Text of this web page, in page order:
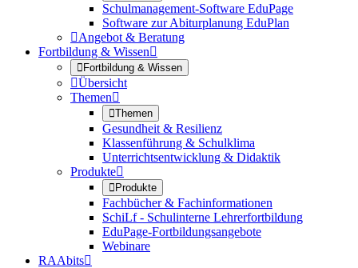
Schulmanagement-Software EduPage
Software zur Abiturplanung EduPlan
Angebot & Beratung
Fortbildung & Wissen
Fortbildung & Wissen
Übersicht
Themen
Themen
Gesundheit & Resilienz
Klassenführung & Schulklima
Unterrichtsentwicklung & Didaktik
Produkte
Produkte
Fachbücher & Fachinformationen
SchiLf - Schulinterne Lehrerfortbildung
EduPage-Fortbildungsangebote
Webinare
RAAbits